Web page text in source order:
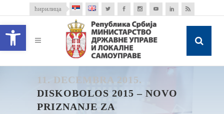
Open toolbar
ћирилица
11. DECEMBRA 2015.
DISKOBOLOS 2015 – NOVO
PRIZNANJE ZA